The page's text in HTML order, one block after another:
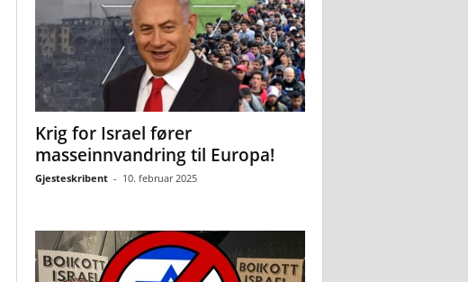
Krig for Israel fører
masseinnvandring til Europa!
Gjesteskribent - 10. februar 2025